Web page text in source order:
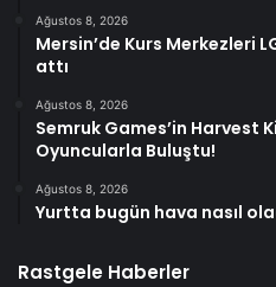
Ağustos 8, 2026
Mersin’de Kurs Merkezleri
attı
Ağustos 8, 2026
Semruk Games’in Harvest
Oyuncularla Buluştu!
Ağustos 8, 2026
Yurtta bugün hava nasıl
Rastgele Haberler